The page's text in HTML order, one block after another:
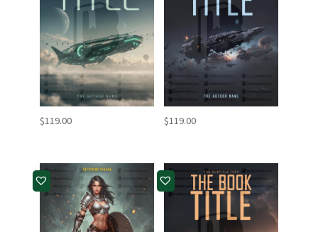
$119.00 $119.00